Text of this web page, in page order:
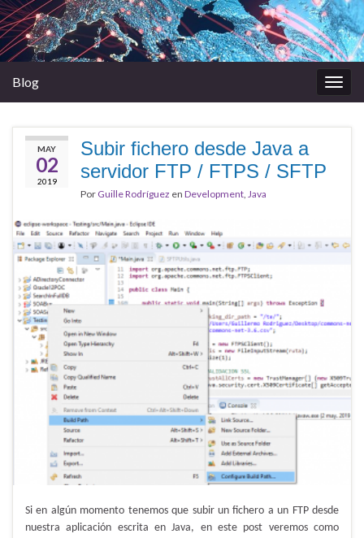
la
Blog
MAY
02
2019
Subir fichero desde Java a
servidor FTP / FTPS / SFTP
Por Guille Rodríguez en Development Java
Si en algún momento tenemos que subir un fichero a un FTP desde
nuestra aplicación escrita en Java, en este post veremos como